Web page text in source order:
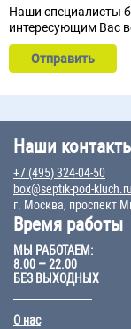
Наши специалисты
интересующим Вас
Наши
+7 (495) 324-04-50
box@septik-pod-kluch.ru
г. Москва, проспект
Время работы
МЫ РАБОТАЕМ:
8.00 – 22.00
БЕЗ ВЫХОДНЫХ
О нас